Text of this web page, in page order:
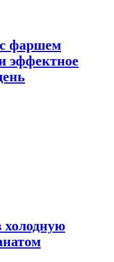
фаршем
эффектное
холодную